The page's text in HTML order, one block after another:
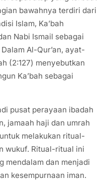
bawahnya terdiri dari
Islam, Ka’bah
Nabi Ismail sebagai
Al-Qur’an, ayat-
(2:127) menyebutkan
Ka’bah sebagai
pusat perayaan ibadah
jamaah haji dan umrah
melakukan ritual-
wukuf. Ritual-ritual ini
mendalam dan menjadi
kesempurnaan iman.